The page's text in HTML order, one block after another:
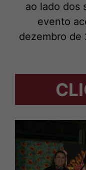
ao lado dos
evento
dezembro de